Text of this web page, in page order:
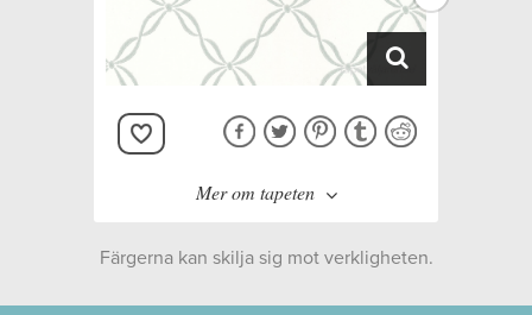
Mer om tapeten
Färgerna kan skilja sig mot verkligheten.